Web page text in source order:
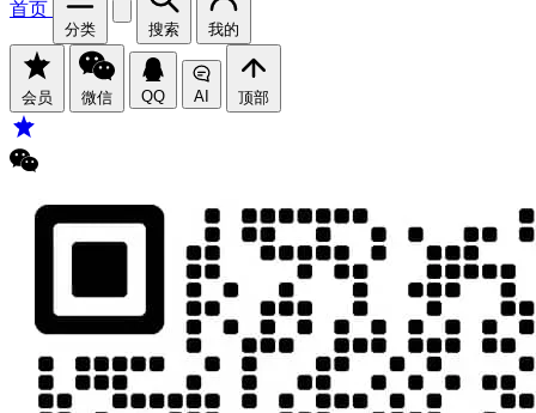
首页
分类 搜索 我的
会员 微信 QQ AI 顶部